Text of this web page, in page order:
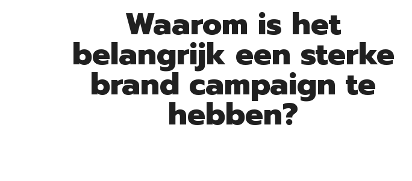
Waarom is het
belangrijk een sterke
brand campaign te
hebben?